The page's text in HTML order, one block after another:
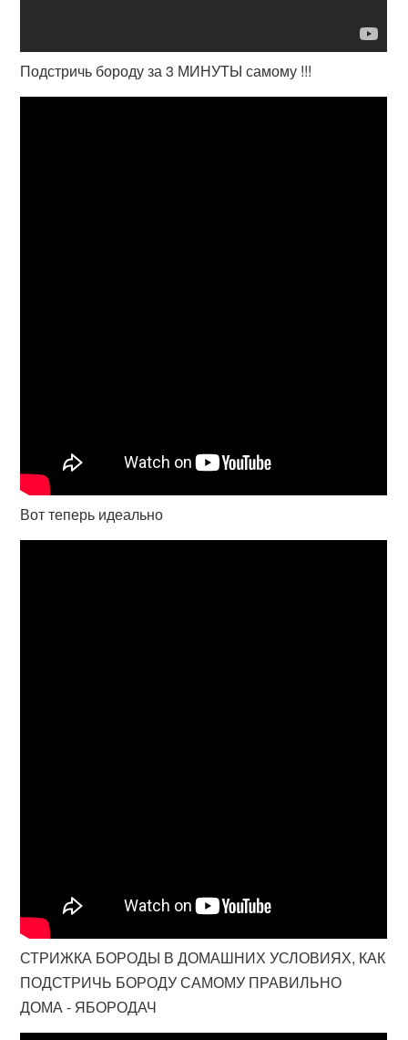
Подстричь бороду за 3 МИНУТЫ самому !!!
Вот теперь идеально
СТРИЖКА БОРОДЫ В ДОМАШНИХ УСЛОВИЯХ, КАК
ПОДСТРИЧЬ БОРОДУ САМОМУ ПРАВИЛЬНО
ДОМА - ЯБОРОДАЧ